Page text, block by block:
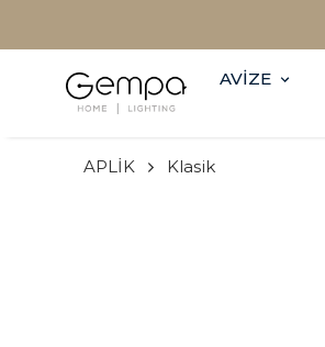
AVİZE
APLİK Klasik